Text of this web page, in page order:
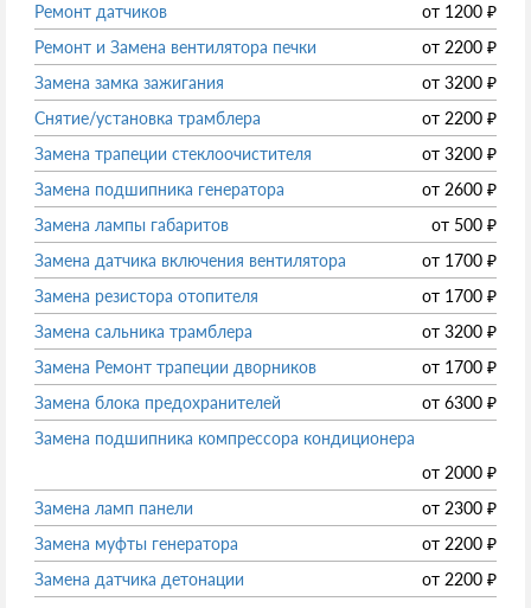
Ремонт датчиков
от 1200 ₽
Ремонт и Замена вентилятора печки
от 2200 ₽
Замена замка зажигания
от 3200 ₽
Снятие/установка трамблера
от 2200 ₽
Замена трапеции стеклоочистителя
от 3200 ₽
Замена подшипника генератора
от 2600 ₽
Замена лампы габаритов
от 500 ₽
Замена датчика включения вентилятора
от 1700 ₽
Замена резистора отопителя
от 1700 ₽
Замена сальника трамблера
от 3200 ₽
Замена Ремонт трапеции дворников
от 1700 ₽
Замена блока предохранителей
от 6300 ₽
Замена подшипника компрессора кондиционера
от 2000 ₽
Замена ламп панели
от 2300 ₽
Замена муфты генератора
от 2200 ₽
Замена датчика детонации
от 2200 ₽